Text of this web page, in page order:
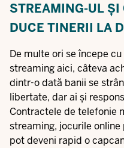
STREAMING-UL
DUCE TINERII LA
De multe ori se începe
streaming aici, câteva
dintr-o dată banii se
libertate, dar ai și
Contractele de telefonie
streaming, jocurile
pot deveni rapid o